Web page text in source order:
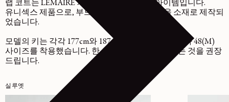
랩 코트는 LEMAIRE 겨울 컬렉션의 클래식 아이템입니다.
유니섹스 제품으로, 부드럽고 밀도 높은 양면 울 소재로 제작되
었습니다.
모델의 키는 각각 177cm와 187cm이며, 36(S) 사이즈와 48(M)
사이즈를 착용했습니다. 한 사이즈 작게 선택하시는 것을 권장
드립니다.
실루엣